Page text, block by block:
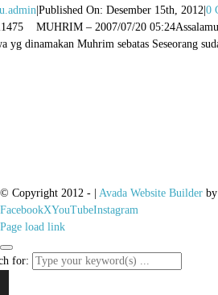
|Published On: Desember 15th, 2012 |0
MUHRIM – 2007/07/20
yg dinamakan Muhrim sebatas Seseorang
© Copyright 2012 - Avada Website Builder by
FacebookXYouTubeInstagram
Page load link
for: